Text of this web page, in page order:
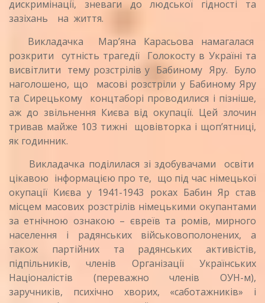
дискримінації, зневаги до людської гідності та
зазіхань на життя.
Викладачка Мар’яна Карасьова намагалася
розкрити сутність трагедії Голокосту в Україні та
висвітлити тему розстрілів у Бабиному Яру. Було
наголошено, що масові розстріли у Бабиному Яру
та Сирецькому концтаборі проводилися і пізніше,
аж до звільнення Києва від окупації. Цей злочин
тривав майже 103 тижні щовівторка і щоп’ятниці,
як годинник.
Викладачка поділилася зі здобувачами освіти
цікавою інформацією про те, що під час німецької
окупації Києва у 1941-1943 роках Бабин Яр став
місцем масових розстрілів німецькими окупантами
за етнічною ознакою – євреїв та ромів, мирного
населення і радянських військовополонених, а
також партійних та радянських активістів,
підпільників, членів Організації Українських
Націоналістів (переважно членів ОУН-м),
заручників, психічно хворих, «саботажників» і